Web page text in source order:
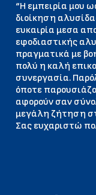
“Η εμπειρία μου
διοίκηση
ευκαιρία μεσα
εφοδιαστικής
πραγματικά με
πολύ η καλή
συνεργασία.
όποτε
αφορούν σαν
μεγάλη ζήτηση
Σας ευχαριστώ